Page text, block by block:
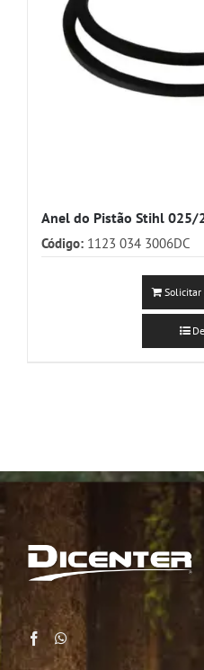
Anel do Pistão Stihl
Código: 1123 034 3006DC
Solicitar